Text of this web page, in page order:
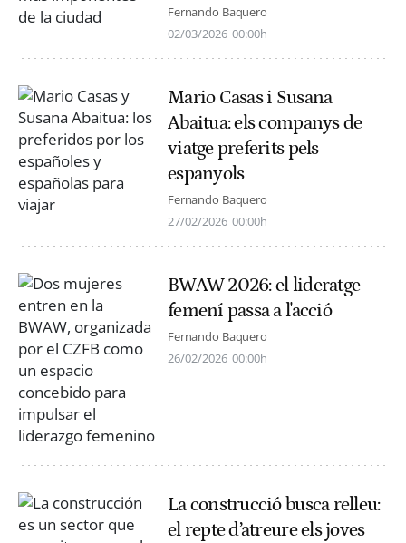
Fernando Baquero
02/03/2026 00:00h
Mario Casas i Susana
Abaitua: els companys de
viatge preferits pels
espanyols
Fernando Baquero
27/02/2026 00:00h
BWAW 2026: el lideratge
femení passa a l'acció
Fernando Baquero
26/02/2026 00:00h
La construcció busca relleu:
el repte d’atreure els joves